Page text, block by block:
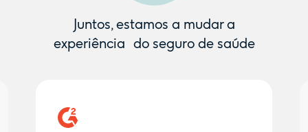
Juntos, estamos a mudar a
experiência do seguro de saúde